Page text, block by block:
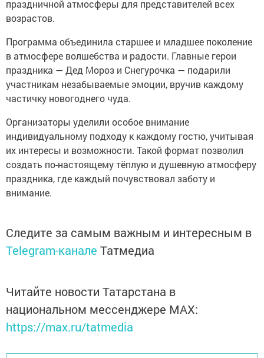
праздничной атмосферы для представителей всех
возрастов.
Программа объединила старшее и младшее поколение
в атмосфере волшебства и радости. Главные герои
праздника — Дед Мороз и Снегурочка — подарили
участникам незабываемые эмоции, вручив каждому
частичку новогоднего чуда.
Организаторы уделили особое внимание
индивидуальному подходу к каждому гостю, учитывая
их интересы и возможности. Такой формат позволил
создать по-настоящему тёплую и душевную атмосферу
праздника, где каждый почувствовал заботу и
внимание.
Следите за самым важным и интересным в
Telegram-канале Татмедиа
Читайте новости Татарстана в
национальном мессенджере MАХ:
https://max.ru/tatmedia